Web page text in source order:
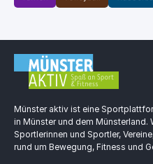
Münster aktiv ist eine
in Münster und dem Münsterland.
Sportlerinnen und Sportler,
rund um Bewegung, Fitness und